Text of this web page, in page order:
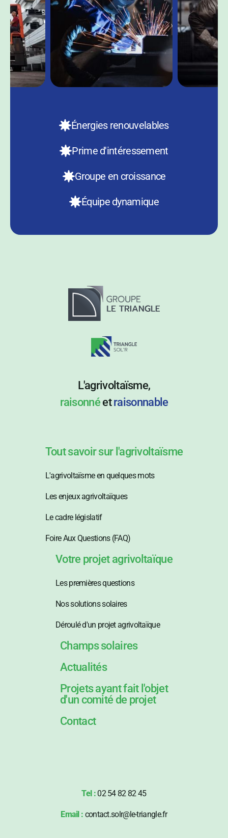
Énergies renouvelables
Prime d'intéressement
Groupe en croissance
Équipe dynamique
L'agrivoltaïsme,
raisonné etraisonnable
Tout savoir sur l'agrivoltaïsme
L'agrivoltaïsme en quelques mots
Les enjeux agrivoltaïques
Le cadre législatif
Foire Aux Questions (FAQ)
Votre projet agrivoltaïque
Les premières questions
Nos solutions solaires
Déroulé d'un projet agrivoltaïque
Champs solaires
Actualités
Projets ayant fait l'objet
d'un comité de projet
Contact
Tel : 02 54 82 82 45
Email : contact.solr@le-triangle.fr